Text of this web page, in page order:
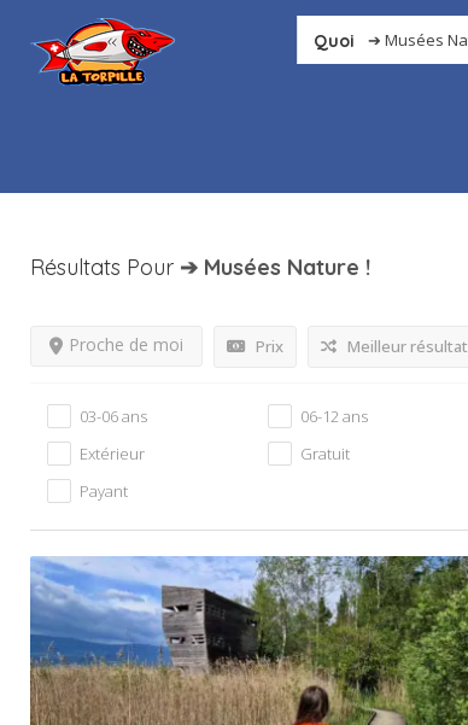
Quoi
Résultats Pour ➔ Musées Nature !
Prix
Proche de moi Meilleur résultat
03-06 ans 06-12 ans
Extérieur
Gratuit
Payant